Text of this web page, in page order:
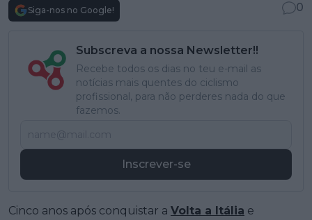
Siga-nos no Google! 0
Subscreva a nossa Newsletter!!
Recebe todos os dias no teu e-mail as
notícias mais quentes do ciclismo
profissional, para não perderes nada do que
fazemos.
Inscrever-se
Cinco anos após conquistar a Volta a Itália e